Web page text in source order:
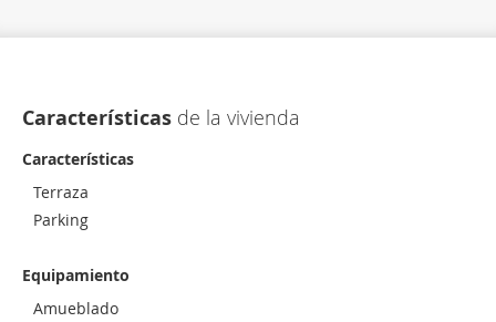
Características de la vivienda
Características
Terraza
Parking
Equipamiento
Amueblado